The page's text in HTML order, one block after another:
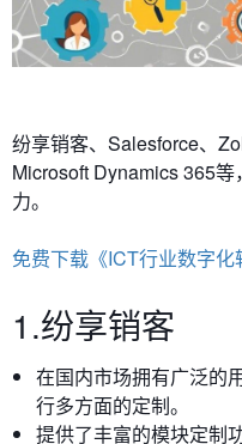
纷享销客、 Salesforce、
Microsoft Dynamics 365
力。
免费下载《ICT行业数字化
1.纷享销客
在国内市场拥有广泛的
行多方面的定制。
提供了丰富的模块定制